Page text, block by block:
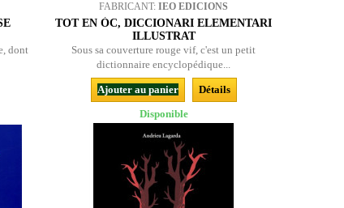
dont
FABRICANT:IEO EDICIONS
TOT EN ÒC, DICCIONARI ELEMENTARI
ILLUSTRAT
Sous sa couverture rouge vif, c'est un petit
dictionnaire encyclopédique...
Ajouter au panier
Détails
Disponible